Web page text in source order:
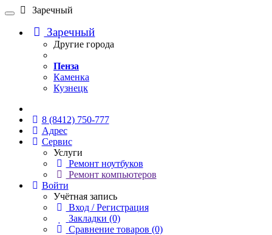
Заречный
Заречный
Другие города
Пенза
Каменка
Кузнецк
8 (8412) 750-777
Адрес
Сервис
Услуги
Ремонт ноутбуков
Ремонт компьютеров
Войти
Учётная запись
Вход / Регистрация
Закладки (0)
Сравнение товаров (0)